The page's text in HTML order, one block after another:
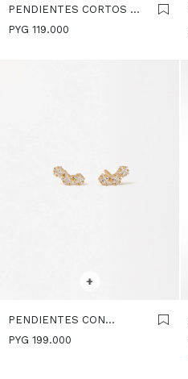
PENDIENTES CORTOS DE
PLATA 925 CON
PYG 119.000
+
PENDIENTES CON
CIRCONITAS - PLATA DE
PYG 199.000